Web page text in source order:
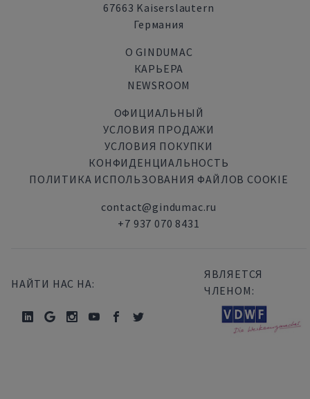
67663 Kaiserslautern
Германия
О GINDUMAC
КАРЬЕРА
NEWSROOM
ОФИЦИАЛЬНЫЙ
УСЛОВИЯ ПРОДАЖИ
УСЛОВИЯ ПОКУПКИ
КОНФИДЕНЦИАЛЬНОСТЬ
ПОЛИТИКА ИСПОЛЬЗОВАНИЯ ФАЙЛОВ COOKIE
contact@gindumac.ru
+7 937 070 8431
НАЙТИ НАС НА:
ЯВЛЯЕТСЯ
ЧЛЕНОМ: